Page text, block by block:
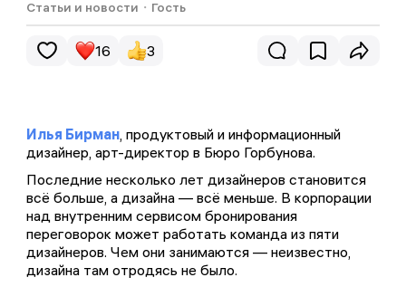
Статьи и новости ・ Гость
16 3
Комментариев пока не было...
Обменивайтесь эмоциями и мнением. Редакция
читает все комментарии, а на некоторые —
отвечает
Илья Бирман, продуктовый и информационный
дизайнер, арт-директор в Бюро Горбунова.
Последние несколько лет дизайнеров становится
всё больше, а дизайна — всё меньше. В корпорации
над внутренним сервисом бронирования
переговорок может работать команда из пяти
дизайнеров. Чем они занимаются — неизвестно,
дизайна там отродясь не было.